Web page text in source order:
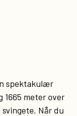
spektakulær
1665 meter over
Når du